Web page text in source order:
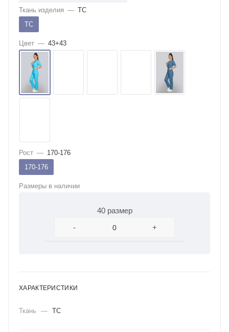
Ткань изделия — ТС
ТС
Цвет — 43+43
Рост — 170-176
170-176
Размеры в наличии
40 размер
-
+
ХАРАКТЕРИСТИКИ
Ткань — ТС